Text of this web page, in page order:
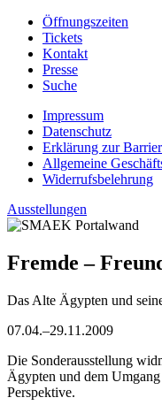
Öffnungszeiten
Tickets
Kontakt
Presse
Suche
Impressum
Datenschutz
Erklärung zur
Allgemeine
Widerrufsbelehrung
Ausstellungen
Fremde –
Das Alte Ägypten und
07.04.–29.11.2009
Die Sonderausstellung
Ägypten und dem
Perspektive.